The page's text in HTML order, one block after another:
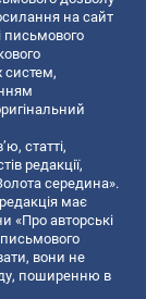
на сайт
письмового
систем,
статті,
редакції,
середина».
має
«Про авторські
письмового
вони не
поширенню в